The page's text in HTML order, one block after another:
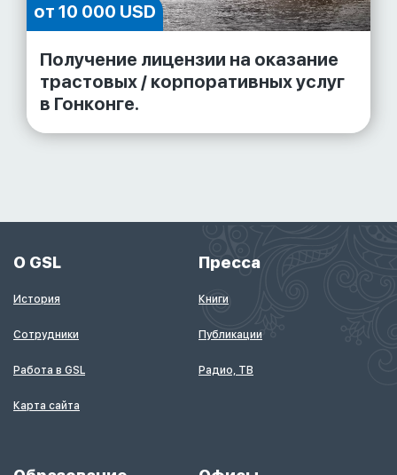
от 10 000 USD
Получение лицензии на оказание
трастовых / корпоративных услуг
в Гонконге.
О GSL
История
Сотрудники
Работа в GSL
Карта сайта
Пресса
Книги
Публикации
Радио, ТВ